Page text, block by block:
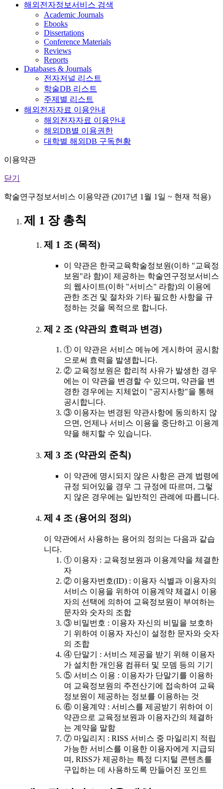
해외전자정보서비스 검색
Academic Journals
Ebooks
Dissertations
Conference Materials
Reviews
Reports
Databases & Journals
전자저널 리스트
학술DB 리스트
주제별 리스트
해외전자자료 이용안내
해외전자자료 이용안내
해외DB별 이용권한
대학별 해외DB 구독현황
이용약관
닫기
학술연구정보서비스 이용약관 (2017년 1월 1일 ~ 현재 적용)
제 1 장 총칙
제 1 조 (목적)
이 약관은 한국교육학술정보원(이하 "교육정
보원"라 함)이 제공하는 학술연구정보서비스
의 웹사이트(이하 "서비스" 라함)의 이용에
관한 조건 및 절차와 기타 필요한 사항을 규
정하는 것을 목적으로 합니다.
제 2 조 (약관의 효력과 변경)
① 이 약관은 서비스 메뉴에 게시하여 공시함
으로써 효력을 발생합니다.
② 교육정보원은 합리적 사유가 발생한 경우
에는 이 약관을 변경할 수 있으며, 약관을 변
경한 경우에는 지체없이 "공지사항"을 통해
공시합니다.
③ 이용자는 변경된 약관사항에 동의하지 않
으면, 언제나 서비스 이용을 중단하고 이용계
약을 해지할 수 있습니다.
제 3 조 (약관외 준칙)
이 약관에 명시되지 않은 사항은 관계 법령에
규정 되어있을 경우 그 규정에 따르며, 그렇
지 않은 경우에는 일반적인 관례에 따릅니다.
제 4 조 (용어의 정의)
이 약관에서 사용하는 용어의 정의는 다음과 같습
니다.
① 이용자 : 교육정보원과 이용계약을 체결한
자
② 이용자번호(ID) : 이용자 식별과 이용자의
서비스 이용을 위하여 이용계약 체결시 이용
자의 선택에 의하여 교육정보원이 부여하는
문자와 숫자의 조합
③ 비밀번호 : 이용자 자신의 비밀을 보호하
기 위하여 이용자 자신이 설정한 문자와 숫자
의 조합
④ 단말기 : 서비스 제공을 받기 위해 이용자
가 설치한 개인용 컴퓨터 및 모뎀 등의 기기
⑤ 서비스 이용 : 이용자가 단말기를 이용하
여 교육정보원의 주전산기에 접속하여 교육
정보원이 제공하는 정보를 이용하는 것
⑥ 이용계약 : 서비스를 제공받기 위하여 이
약관으로 교육정보원과 이용자간의 체결하
는 계약을 말함
⑦ 마일리지 : RISS 서비스 중 마일리지 적립
가능한 서비스를 이용한 이용자에게 지급되
며, RISS가 제공하는 특정 디지털 콘텐츠를
구입하는 데 사용하도록 만들어진 포인트